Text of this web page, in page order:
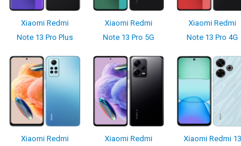
Xiaomi Redmi
Note 13 Pro Plus
Xiaomi Redmi
Note 13 Pro 5G
Xiaomi Redmi
Note 13 Pro 4G
Xiaomi Redmi
Xiaomi Redmi
Xiaomi Redmi 13